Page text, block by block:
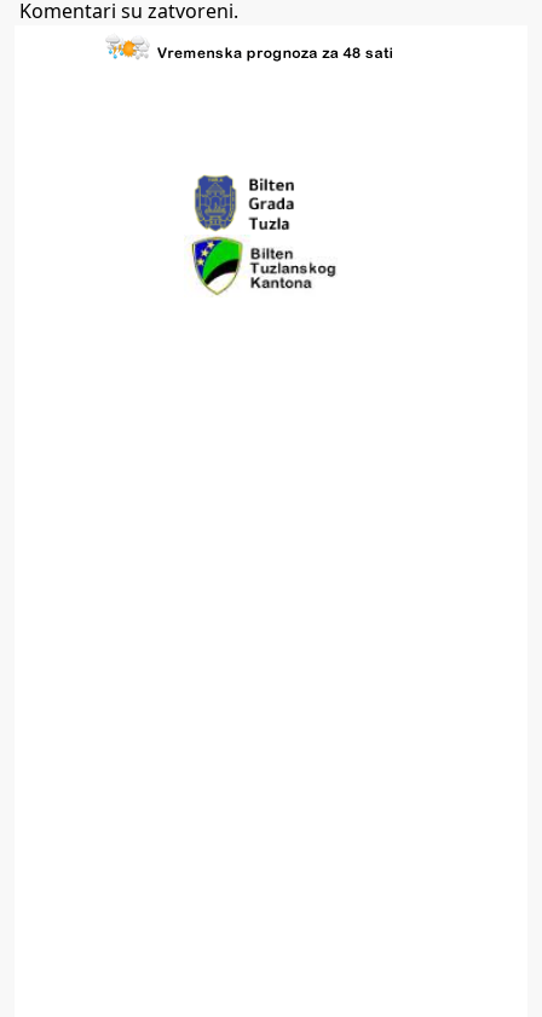
Komentari su zatvoreni.